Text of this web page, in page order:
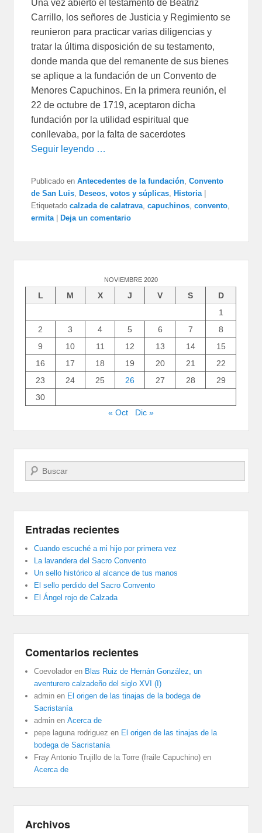
Una vez abierto el testamento de Beatriz
Carrillo, los señores de Justicia y Regimiento se
reunieron para practicar varias diligencias y
tratar la última disposición de su testamento,
donde manda que del remanente de sus bienes
se aplique a la fundación de un Convento de
Menores Capuchinos. En la primera reunión, el
22 de octubre de 1719, aceptaron dicha
fundación por la utilidad espiritual que
conllevaba, por la falta de sacerdotes
Seguir leyendo …
Publicado en Antecedentes de la fundación,Convento
de San Luis, Deseos, votos y súplicas, Historia
Etiquetado calzada de calatrava,capuchinos,convento,
ermita
Deja un comentario
NOVIEMBRE 2020
L M X J V S
D
1
2
3 4 5 6 7
8
9
10 11 12 13 14
15
16
17 18 19 20 21
22
23
24 25 26 27 28
29
30
« Oct
Dic »
Buscar
Entradas recientes
Cuando escuché a mi hijo por primera vez
La lavandera del Sacro Convento
Un sello histórico al alcance de tus manos
El sello perdido del Sacro Convento
El Ángel rojo de Calzada
Comentarios recientes
Coevolador en Blas Ruiz de Hernán González, un
aventurero calzadeño del siglo XVI (I)
admin en El origen de las tinajas de la bodega de
Sacristanía
admin enAcerca de
pepe laguna rodriguez en El origen de las tinajas de la
bodega de Sacristanía
Fray Antonio Trujillo de la Torre (fraile Capuchino) en
Acerca de
Archivos